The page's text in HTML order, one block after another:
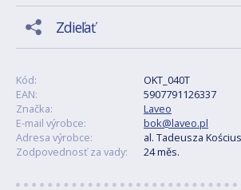
Zdieľať
Kód:
OKT_040T
EAN:
5907791126337
Značka:
Laveo
E-mail výrobce:
bok@laveo.pl
Adresa výrobce:
al. Tadeusza
Zodpovednosť za vady:
24 měs.